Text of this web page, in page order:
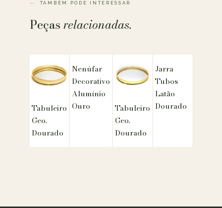
TAMBÉM PODE INTERESSAR
Peçasrelacionadas.
Tabuleiro
Geo.
Dourado
Nenúfar
Decorativo
Alumínio
Ouro
Tabuleiro
Geo.
Dourado
Jarra
Tubos
Latão
Dourado